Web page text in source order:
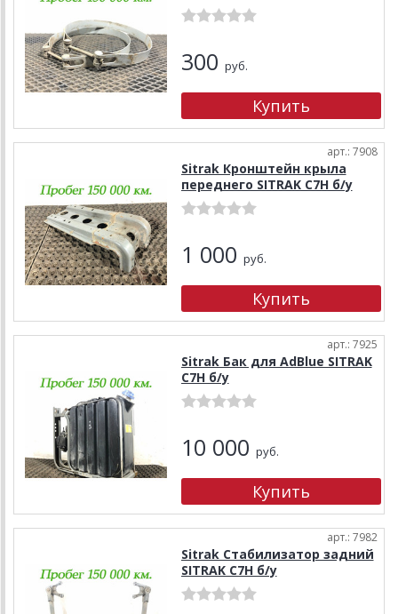
300 руб.
арт.: 7908
Sitrak Кронштейн крыла
переднего SITRAK C7H б/у
1 000 руб.
арт.: 7925
Sitrak Бак для AdBlue SITRAK
C7H б/у
10 000 руб.
арт.: 7982
Sitrak Стабилизатор задний
SITRAK C7H б/у